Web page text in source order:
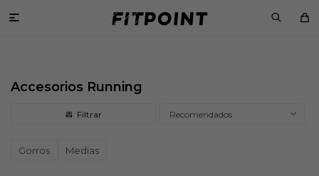

Accesorios Running
Recomendados
Gorros Medias